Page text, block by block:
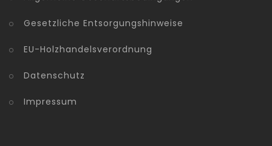
Gesetzliche Entsorgungshinweise
EU-Holzhandelsverordnung
Datenschutz
Impressum